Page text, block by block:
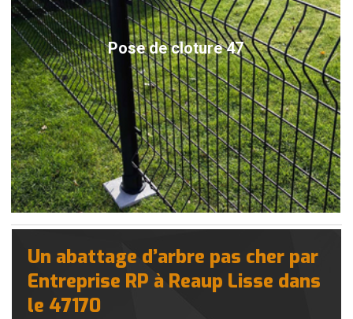
Pose de cloture 47
Un abattage d’arbre pas cher par
Entreprise RP à Reaup Lisse dans
le 47170